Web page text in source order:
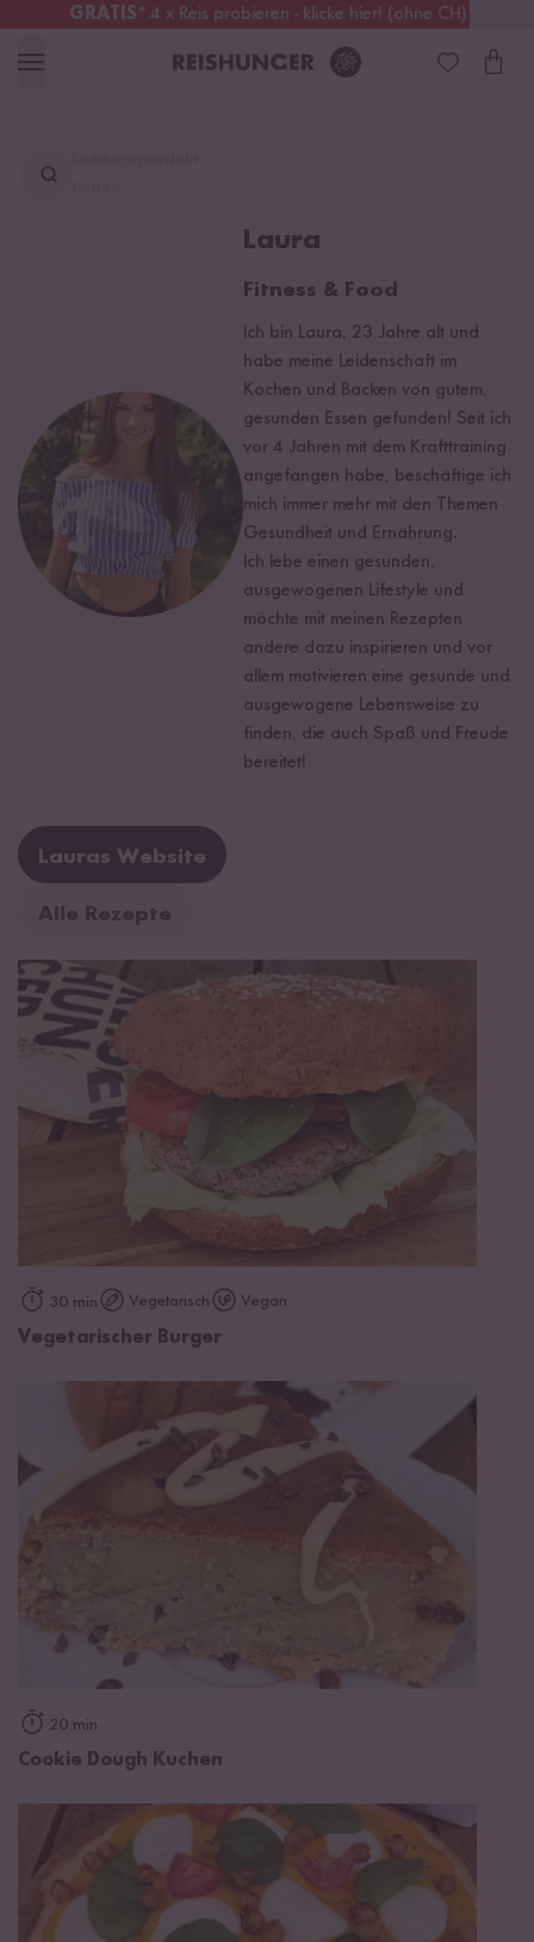
GRATIS* 4 x Reis probieren - klicke hier! (ohne CH)
Deutschland Kostenloser Versand
Laura
Fitness & Food
Ich bin Laura, 23 Jahre alt und
habe meine Leidenschaft im
Kochen und Backen von gutem,
gesunden Essen gefunden! Seit ich
vor 4 Jahren mit dem Krafttraining
angefangen habe, beschäftige ich
mich immer mehr mit den Themen
Gesundheit und Ernährung.
Ich lebe einen gesunden,
ausgewogenen Lifestyle und
möchte mit meinen Rezepten
andere dazu inspirieren und vor
allem motivieren eine gesunde und
ausgewogene Lebensweise zu
finden, die auch Spaß und Freude
bereitet!
Lauras Website
Alle Rezepte
30 min Vegetarisch Vegan
Vegetarischer Burger
20 min
Cookie Dough Kuchen